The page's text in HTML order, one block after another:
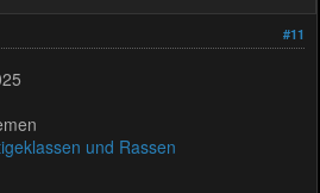
#11
und Rassen